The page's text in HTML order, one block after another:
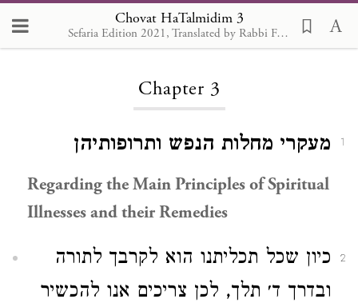
Chovat HaTalmidim 3
Sefaria Edition 2021, Translated by Rabbi Francis Nataf.
Loading...
Chapter 3
1 מעקרי מחלות הנפש ותרופותיהן
Regarding the Main Principles of Spiritual
Illnesses and their Remedies
2
כיון שכל תכליתנו הוא לקרבך לתורה
ובדרך ד׳ תלך, לכן צריכים אנו להכשיר